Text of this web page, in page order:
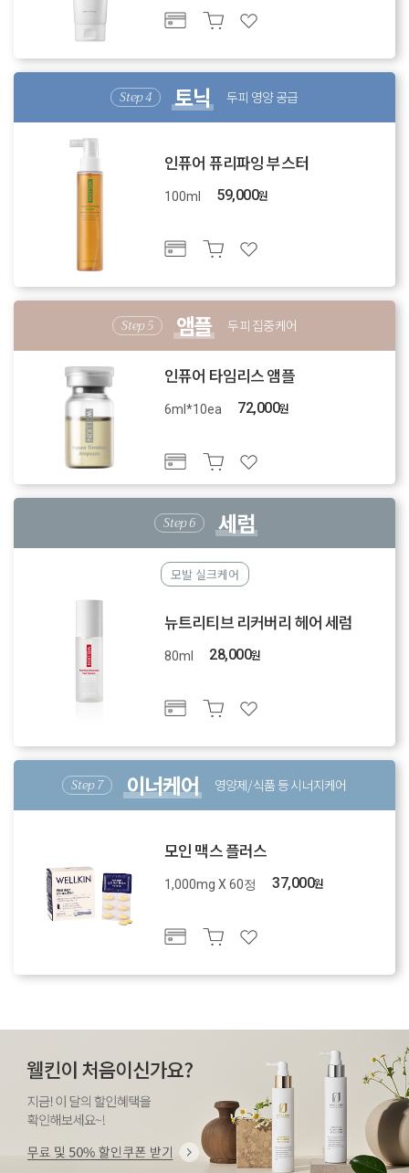
토닉 두피 영양 공급
인퓨어 퓨리파잉 부스터
100ml 59,000원
앰플 두피 집중케어
인퓨어 타임리스 앰플
6ml*10ea 72,000원
세럼
모발 실크케어
뉴트리티브 리커버리 헤어 세럼
80ml 28,000원
이너케어 영양제/식품 등 시너지케어
모인 맥스 플러스
1,000mg X 60정 37,000원
모인 프리미어 스칼프 스케일러
28,000 원
모인 프리미어 스칼프 스케일러
28,000 원
모인 프리미어 스칼프 스케일러
28,000 원